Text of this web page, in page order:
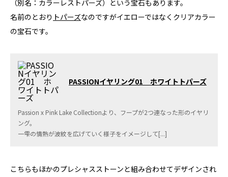
（別名：カラーレストパーズ）という宝石もあります。
名前のとおり トパーズなのですがイエローではなくクリアカラー
の宝石です。
PASSIONイヤリング01 ホワイトトパーズ
Passion x Pink Lake Collectionより、フープが2つ連なった形のイヤリ
ング。
一雫の情熱が波紋を広げていく様子をイメージして[...]
こちらもほかのプレシャスストーンと組み合わせてデザインされ